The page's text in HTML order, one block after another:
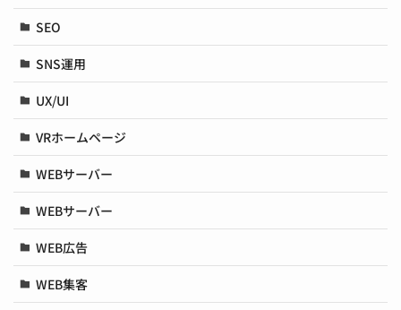
SEO
SNS運用
UX/UI
VRホームページ
WEBサーバー
WEBサーバー
WEB広告
WEB集客